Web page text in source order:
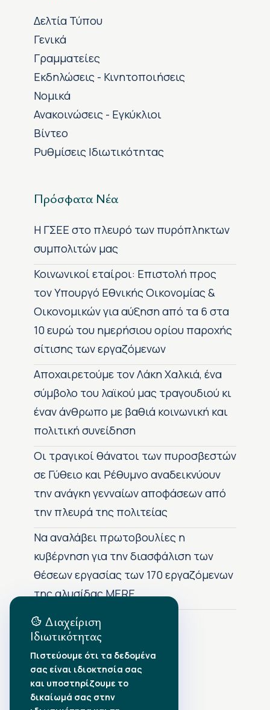
Δελτία Τύπου
Γενικά
Γραμματείες
Εκδηλώσεις - Κινητοποιήσεις
Νομικά
Ανακοινώσεις - Εγκύκλιοι
Βίντεο
Ρυθμίσεις Ιδιωτικότητας
Πρόσφατα Νέα
H ΓΣΕΕ στο πλευρό των πυρόπληκτων
συμπολιτών μας
Κοινωνικοί εταίροι: Επιστολή προς
τον Υπουργό Εθνικής Οικονομίας &
Οικονομικών για αύξηση από τα 6 στα
10 ευρώ του ημερήσιου ορίου παροχής
σίτισης των εργαζόμενων
Αποχαιρετούμε τον Λάκη Χαλκιά, ένα
σύμβολο του λαϊκού μας τραγουδιού κι
έναν άνθρωπο με βαθιά κοινωνική και
πολιτική συνείδηση
Οι τραγικοί θάνατοι των πυροσβεστών
σε Γύθειο και Ρέθυμνο αναδεικνύουν
την ανάγκη γενναίων αποφάσεων από
την πλευρά της πολιτείας
Να αναλάβει πρωτοβουλίες η
κυβέρνηση για την διασφάλιση των
θέσεων εργασίας των 170 εργαζόμενων
της αλυσίδας MERE
Αρχείο Δημοσιεύσεων
•Αύγουστος 2026
•Ιούλιος 2026
•Ιούνιος 2026
Διαχείριση
Ιδιωτικότητας
Πιστεύουμε ότι τα δεδομένα
σας είναι ιδιοκτησία σας
και υποστηρίζουμε το
δικαίωμά σας στην